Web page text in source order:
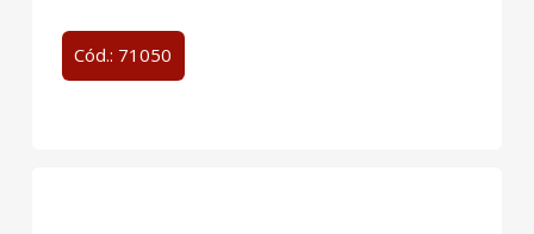
Cód.: 71050